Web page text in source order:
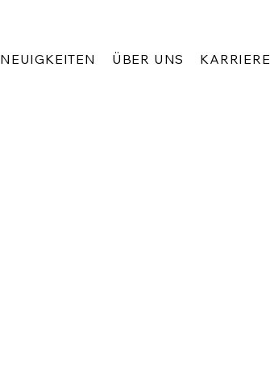
NEUIGKEITEN ÜBER UNS KARRIERE